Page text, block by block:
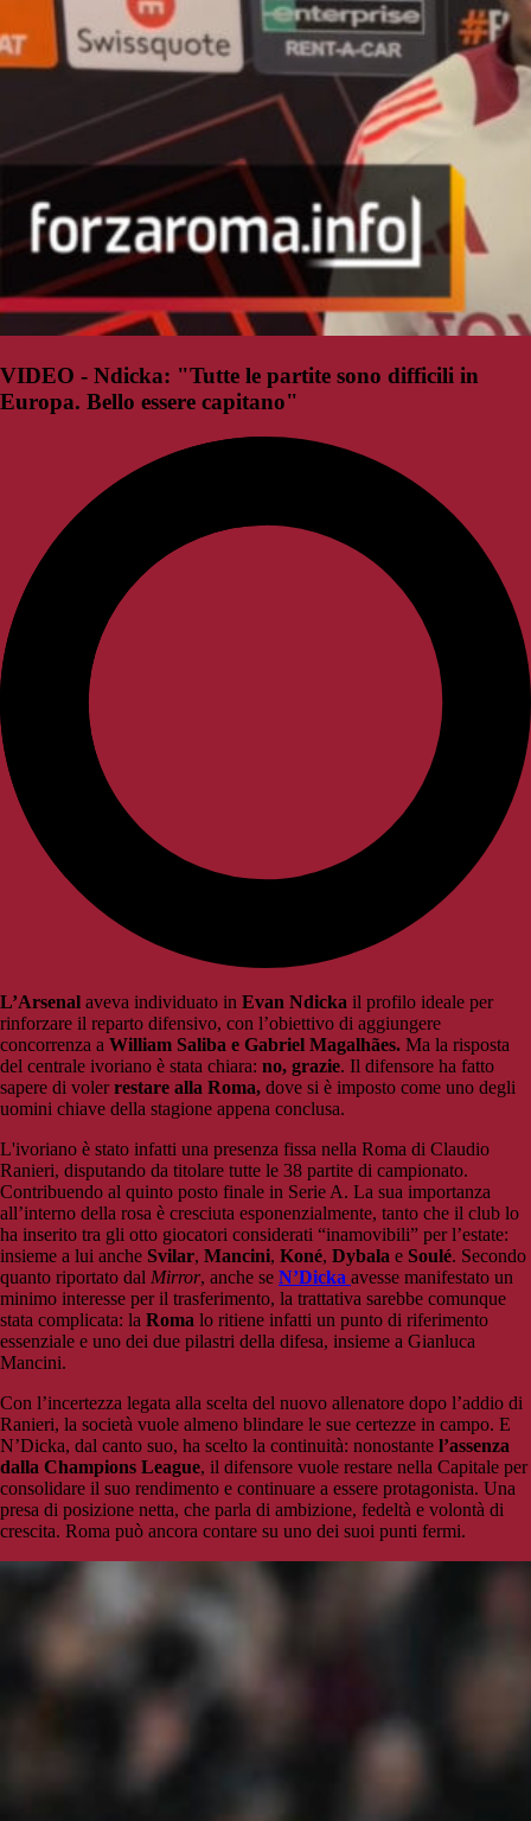
VIDEO - Ndicka: "Tutte le partite sono difficili in
Europa. Bello essere capitano"
L’Arsenal aveva individuato in Evan Ndicka il profilo ideale per
rinforzare il reparto difensivo, con l’obiettivo di aggiungere
concorrenza a William Saliba e Gabriel Magalhães. Ma la risposta
del centrale ivoriano è stata chiara: no, grazie. Il difensore ha fatto
sapere di volerrestare alla Roma, dove si è imposto come uno degli
uomini chiave della stagione appena conclusa.
L'ivoriano è stato infatti una presenza fissa nella Roma di Claudio
Ranieri, disputando da titolare tutte le 38 partite di campionato.
Contribuendo al quinto posto finale in Serie A. La sua importanza
all’interno della rosa è cresciuta esponenzialmente, tanto che il club lo
ha inserito tra gli otto giocatori considerati “inamovibili” per l’estate:
insieme a lui anche Svilar, Mancini, Koné, Dybala e Soulé. Secondo
quanto riportato dal Mirror, anche se N’Dicka avesse manifestato un
minimo interesse per il trasferimento, la trattativa sarebbe comunque
stata complicata: la Roma lo ritiene infatti un punto di riferimento
essenziale e uno dei due pilastri della difesa, insieme a Gianluca
Mancini.
Con l’incertezza legata alla scelta del nuovo allenatore dopo l’addio di
Ranieri, la società vuole almeno blindare le sue certezze in campo. E
N’Dicka, dal canto suo, ha scelto la continuità: nonostante l’assenza
dalla Champions League, il difensore vuole restare nella Capitale per
consolidare il suo rendimento e continuare a essere protagonista. Una
presa di posizione netta, che parla di ambizione, fedeltà e volontà di
crescita. Roma può ancora contare su uno dei suoi punti fermi.